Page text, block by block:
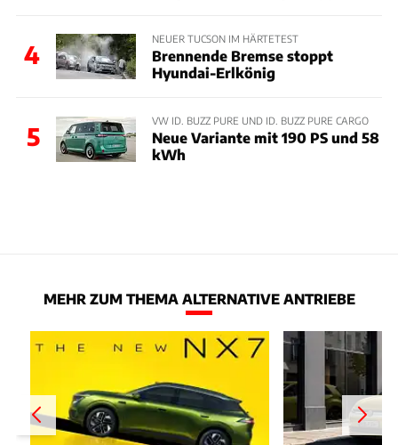
4
NEUER TUCSON IM HÄRTETEST
Brennende Bremse stoppt
Hyundai-Erlkönig
5
VW ID. BUZZ PURE UND ID. BUZZ PURE CARGO
Neue Variante mit 190 PS und 58
kWh
MEHR ZUM THEMA ALTERNATIVE ANTRIEBE